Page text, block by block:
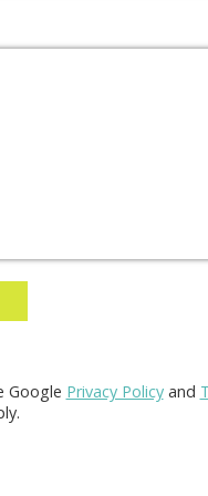
Google Privacy Policyand